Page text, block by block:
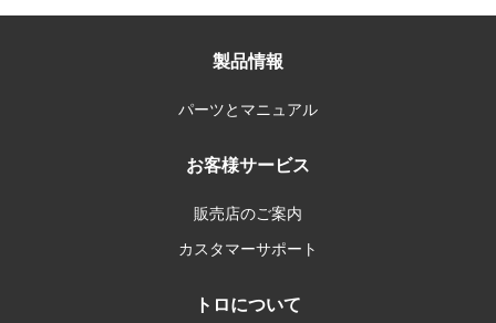
製品情報
パーツとマニュアル
お客様サービス
販売店のご案内
カスタマーサポート
トロについて